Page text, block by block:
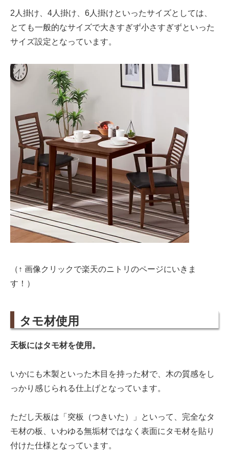
2人掛け、4人掛け、6人掛けといったサイズとしては、
とても一般的なサイズで大きすぎず小さすぎずといった
サイズ設定となっています。
（↑ 画像クリックで楽天のニトリのページにいきま
す！）
タモ材使用
天板にはタモ材を使用。
いかにも木製といった木目を持った材で、木の質感をし
っかり感じられる仕上げとなっています。
ただし天板は「突板（つきいた）」といって、完全なタ
モ材の板、いわゆる無垢材ではなく表面にタモ材を貼り
付けた仕様となっています。